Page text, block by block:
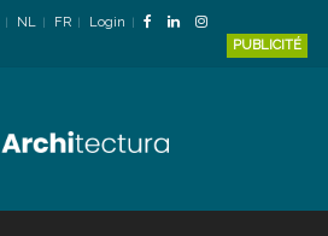
NL FR
Login
PUBLICITÉ